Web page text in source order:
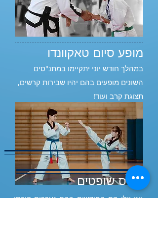
מופע סיום טאקוונדו
במהלך חודש יוני יתקיימו במתנ"סים
השונים מופעים בהם יהיו שבירות קרשים,
תצוגת קרב ועוד!
קורס שופטים
יוני-יולי הם החודשים בהם נערכים קורסי